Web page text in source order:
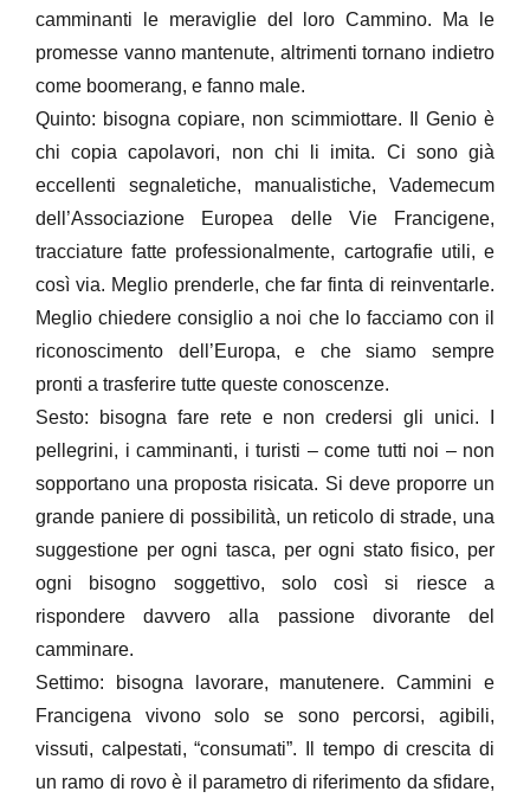
camminanti le meraviglie del loro Cammino. Ma le
promesse vanno mantenute, altrimenti tornano indietro
come boomerang, e fanno male.
Quinto: bisogna copiare, non scimmiottare. Il Genio è
chi copia capolavori, non chi li imita. Ci sono già
eccellenti segnaletiche, manualistiche, Vademecum
dell’Associazione Europea delle Vie Francigene,
tracciature fatte professionalmente, cartografie utili, e
così via. Meglio prenderle, che far finta di reinventarle.
Meglio chiedere consiglio a noi che lo facciamo con il
riconoscimento dell’Europa, e che siamo sempre
pronti a trasferire tutte queste conoscenze.
Sesto: bisogna fare rete e non credersi gli unici. I
pellegrini, i camminanti, i turisti – come tutti noi – non
sopportano una proposta risicata. Si deve proporre un
grande paniere di possibilità, un reticolo di strade, una
suggestione per ogni tasca, per ogni stato fisico, per
ogni bisogno soggettivo, solo così si riesce a
rispondere davvero alla passione divorante del
camminare.
Settimo: bisogna lavorare, manutenere. Cammini e
Francigena vivono solo se sono percorsi, agibili,
vissuti, calpestati, “consumati”. Il tempo di crescita di
un ramo di rovo è il parametro di riferimento da sfidare,